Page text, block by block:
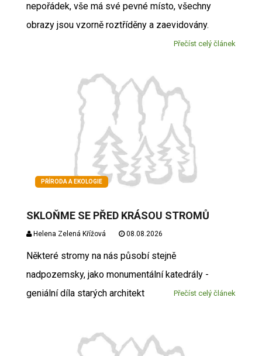
nepořádek, vše má své pevné místo, všechny
obrazy jsou vzorně roztříděny a zaevidovány.
Přečíst celý článek
PŘÍRODA A EKOLOGIE
SKLOŇME SE PŘED KRÁSOU STROMŮ
Helena Zelená Křížová 08.08.2026
Některé stromy na nás působí stejně
nadpozemsky, jako monumentální katedrály -
geniální díla starých architekt
Přečíst celý článek